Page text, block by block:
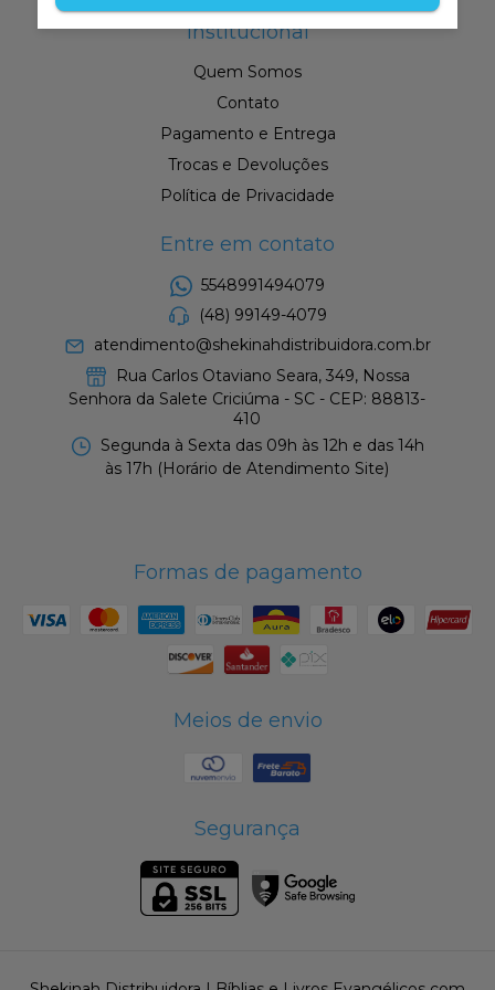
Institucional
Quem Somos
Contato
Pagamento e Entrega
Trocas e Devoluções
Política de Privacidade
Entre em contato
5548991494079
(48) 99149-4079
atendimento@shekinahdistribuidora.com.br
Rua Carlos Otaviano Seara, 349, Nossa
Senhora da Salete Criciúma - SC - CEP: 88813-
410
Segunda à Sexta das 09h às 12h e das 14h
às 17h (Horário de Atendimento Site)
Formas de pagamento
Meios de envio
Segurança